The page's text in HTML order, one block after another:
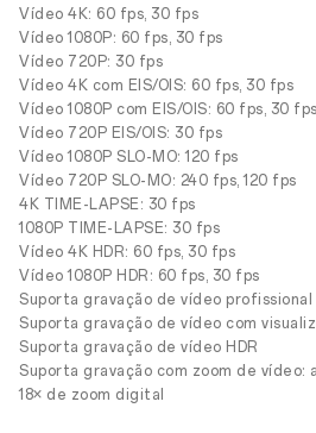
Vídeo 4K: 60 fps, 30 fps
Vídeo 1080P: 60 fps, 30 fps
Vídeo 720P: 30 fps
Vídeo 4K com EIS/OIS: 60 fps, 30 fps
Vídeo 1080P com EIS/OIS: 60 fps, 30 fps
Vídeo 720P EIS/OIS: 30 fps
Vídeo 1080P SLO-MO: 120 fps
Vídeo 720P SLO-MO: 240 fps, 120 fps
4K TIME-LAPSE: 30 fps
1080P TIME-LAPSE: 30 fps
Vídeo 4K HDR: 60 fps, 30 fps
Vídeo 1080P HDR: 60 fps, 30 fps
Suporta gravação de vídeo profissional
Suporta gravação de vídeo com
Suporta gravação de vídeo HDR
Suporta gravação com zoom de vídeo:
18× de zoom digital